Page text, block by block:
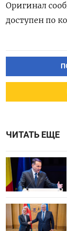
Оригинал
доступен по
ЧИТАТЬ ЕЩЕ